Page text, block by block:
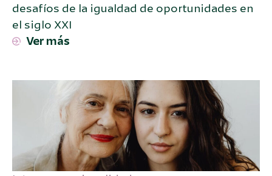
desafíos de la igualdad de oportunidades en
el siglo XXI
Ver más